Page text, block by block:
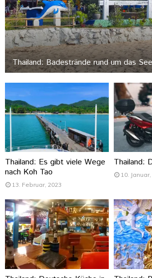
Thailand: Badestrände rund um das
Thailand: Es gibt viele Wege
nach Koh Tao
13. Februar, 2023
Thailand:
10.